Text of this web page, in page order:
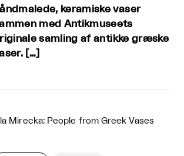
keramiske vaser
med Antikmuseets
samling af antikke græske
[…]
Mirecka: People from Greek Vases